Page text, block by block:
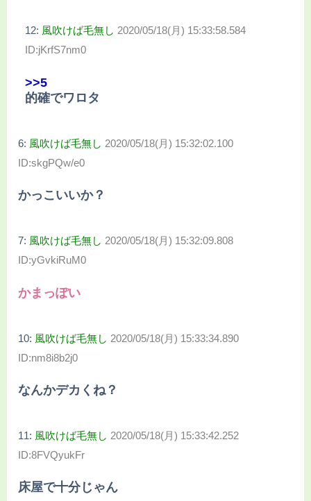
12: 風吹けば毛無し 2020/05/18(月) 15:33:58.584
ID:jKrfS7nm0
>>5
的確でワロタ
6: 風吹けば毛無し 2020/05/18(月) 15:32:02.100
ID:skgPQw/e0
かっこいいか？
7: 風吹けば毛無し 2020/05/18(月) 15:32:09.808
ID:yGvkiRuM0
かまっぽい
10: 風吹けば毛無し 2020/05/18(月) 15:33:34.890
ID:nm8i8b2j0
なんかデカくね？
11: 風吹けば毛無し 2020/05/18(月) 15:33:42.252
ID:8FVQyukFr
床屋で十分じゃん